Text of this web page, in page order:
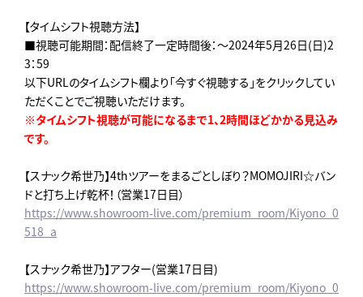
【タイムシフト視聴方法】
■視聴可能期間：配信終了一定時間後：～2024年5月26日(日)2
3：59
以下URLのタイムシフト欄より「今すぐ視聴する」をクリックしてい
ただくことでご視聴いただけます。
※タイムシフト視聴が可能になるまで1、2時間ほどかかる見込み
です。
【スナック希世乃】4thツアーをまるごとしぼり？MOMOJIRI☆バン
ドと打ち上げ乾杯！（営業17日目）
https://www.showroom-live.com/premium_room/Kiyono_0
518_a
【スナック希世乃】アフター(営業17日目)
https://www.showroom-live.com/premium_room/Kiyono_0